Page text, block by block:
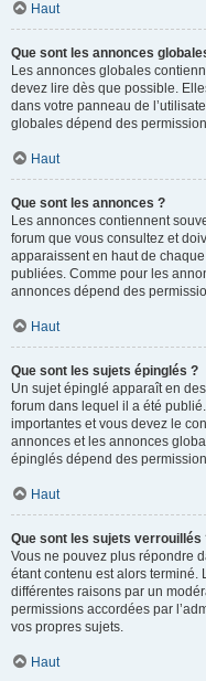
Haut
Que sont les annonces
Les annonces globales
devez lire dès que possible.
dans votre panneau de
globales dépend des
Haut
Que sont les annonces ?
Les annonces contiennent
forum que vous consultez et
apparaissent en haut de
publiées. Comme pour les
annonces dépend des
Haut
Que sont les sujets épinglés ?
Un sujet épinglé apparaît en
forum dans lequel il a été
importantes et vous devez le
annonces et les annonces
épinglés dépend des
Haut
Que sont les sujets verrouillés
Vous ne pouvez plus répondre
étant contenu est alors terminé.
différentes raisons par un
permissions accordées par
vos propres sujets.
Haut